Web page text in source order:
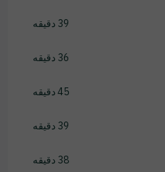
39 دقیقه
36 دقیقه
45 دقیقه
39 دقیقه
38 دقیقه